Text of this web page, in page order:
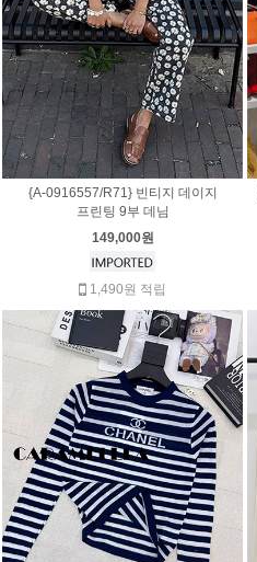
{A-0916557/R71} 빈티지 데이지
프린팅 9부 데님
149,000원
1,490원 적립